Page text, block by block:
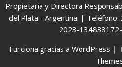
Propietaria y Directora
del Plata - Argentina. |
2023-
Funciona gracias a WordPress |